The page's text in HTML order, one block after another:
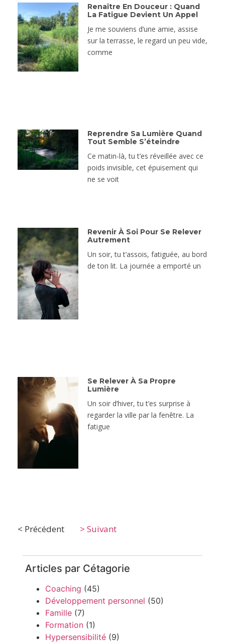
Renaître En Douceur : Quand
La Fatigue Devient Un Appel
Je me souviens d’une amie, assise
sur la terrasse, le regard un peu vide,
comme
Reprendre Sa Lumière Quand
Tout Semble S’éteindre
Ce matin-là, tu t’es réveillée avec ce
poids invisible, cet épuisement qui
ne se voit
Revenir À Soi Pour Se Relever
Autrement
Un soir, tu t’assois, fatiguée, au bord
de ton lit. La journée a emporté un
Se Relever À Sa Propre
Lumière
Un soir d’hiver, tu t’es surprise à
regarder la ville par la fenêtre. La
fatigue
< Précédent > Suivant
Articles par Cétagorie
Coaching (45)
Développement personnel (50)
Famille (7)
Formation (1)
Hypersensibilité (9)